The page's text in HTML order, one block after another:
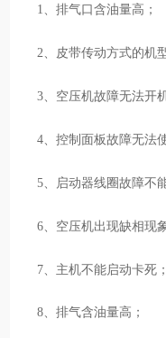
1、排气口含油量高；
2、皮带传动方式的机
3、空压机故障无法开
4、控制面板故障无法
5、启动器线圈故障不
6、空压机出现缺相现
7、主机不能启动卡死；
8、排气含油量高；